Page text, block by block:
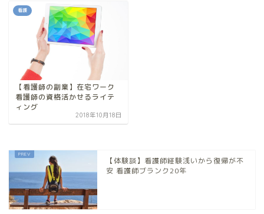
看護
【看護師の副業】在宅ワーク
看護師の資格活かせるライテ
ィング
2018年10月18日
【体験談】看護師経験浅いから復帰が不
安 看護師ブランク20年